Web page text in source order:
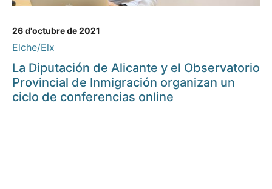
26 d'octubre de 2021
Elche/Elx
La Diputación de Alicante y el Observatorio
Provincial de Inmigración organizan un
ciclo de conferencias online